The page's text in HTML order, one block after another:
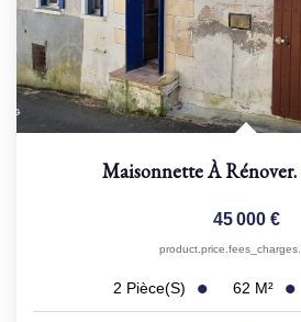
Maisonnette À Rénover.
45 000 €
2 Pièce(s) 62 M²